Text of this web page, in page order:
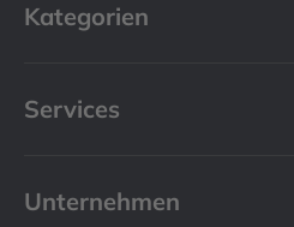
Kategorien
Services
Unternehmen